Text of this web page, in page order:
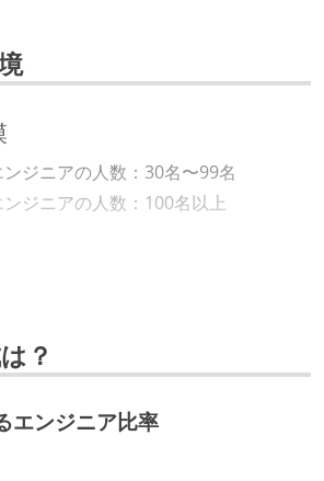
ジニアの人数：30名〜99名
ジニアの人数：100名以上
評価にエンジニア経験者が関わって
のエンジニアに、マネジメントの役
いる
？
エンジニア比率